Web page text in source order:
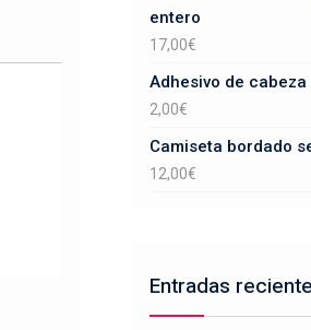
entero
17,00€
Adhesivo de
2,00€
Camiseta bordado
12,00€
Entradas